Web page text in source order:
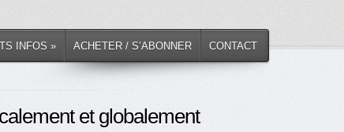
INFOS » ACHETER / S’ABONNER CONTACT
et globalement